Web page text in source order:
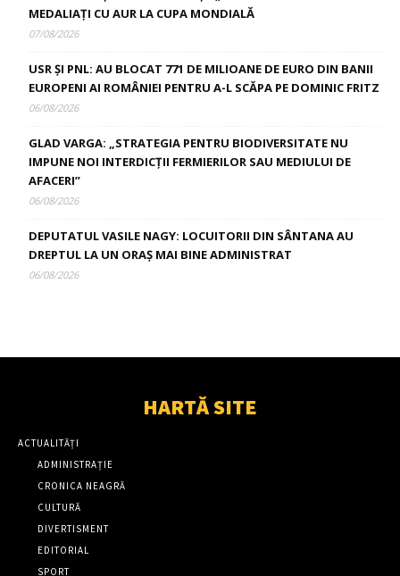
MEDALIAȚI CU AUR LA CUPA MONDIALĂ
07/08/2026
USR ȘI PNL: AU BLOCAT 771 DE MILIOANE DE EURO DIN BANII
EUROPENI AI ROMÂNIEI PENTRU A-L SCĂPA PE DOMINIC FRITZ
06/08/2026
GLAD VARGA: „STRATEGIA PENTRU BIODIVERSITATE NU
IMPUNE NOI INTERDICȚII FERMIERILOR SAU MEDIULUI DE
AFACERI”
06/08/2026
DEPUTATUL VASILE NAGY: LOCUITORII DIN SÂNTANA AU
DREPTUL LA UN ORAȘ MAI BINE ADMINISTRAT
06/08/2026
HARTĂ SITE
ACTUALITĂȚI
ADMINISTRAȚIE
CRONICA NEAGRĂ
CULTURĂ
DIVERTISMENT
EDITORIAL
SPORT